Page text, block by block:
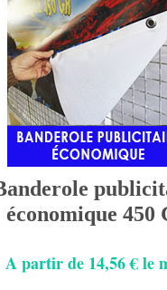
économique 450
A partir de 14,56 € le